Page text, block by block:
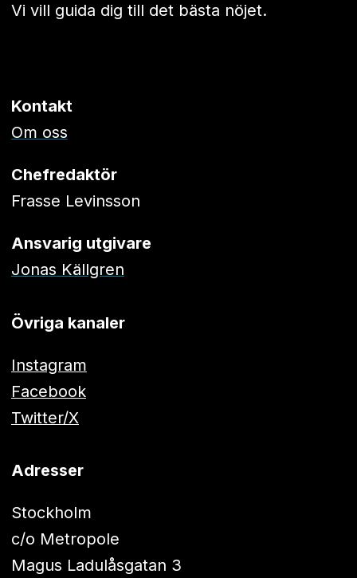
Vi vill guida dig till det bästa nöjet.
Kontakt
Om oss
Chefredaktör
Frasse Levinsson
Ansvarig utgivare
Jonas Källgren
Övriga kanaler
Instagram
Facebook
Twitter/X
Adresser
Stockholm
c/o Metropole
Magus Ladulåsgatan 3